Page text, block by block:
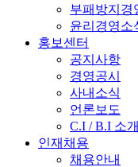
부패방지경
윤리경영소
홍보센터
공지사항
경영공시
사내소식
언론보도
C.I / B.I 소개
인재채용
채용안내